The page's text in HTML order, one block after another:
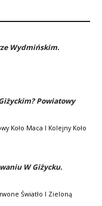
Wydmińskim.
Powiatowy
Koło Maca I Kolejny Koło
W Giżycku.
Światło I Zieloną